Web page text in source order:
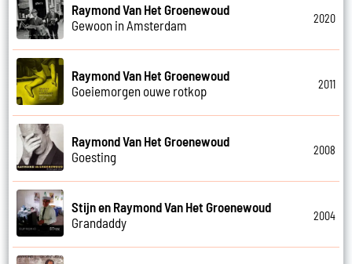
Raymond Van Het Groenewoud
Gewoon in Amsterdam
2020
Raymond Van Het Groenewoud
Goeiemorgen ouwe rotkop
2011
Raymond Van Het Groenewoud
Goesting
2008
Stijn en Raymond Van Het Groenewoud
Grandaddy
2004